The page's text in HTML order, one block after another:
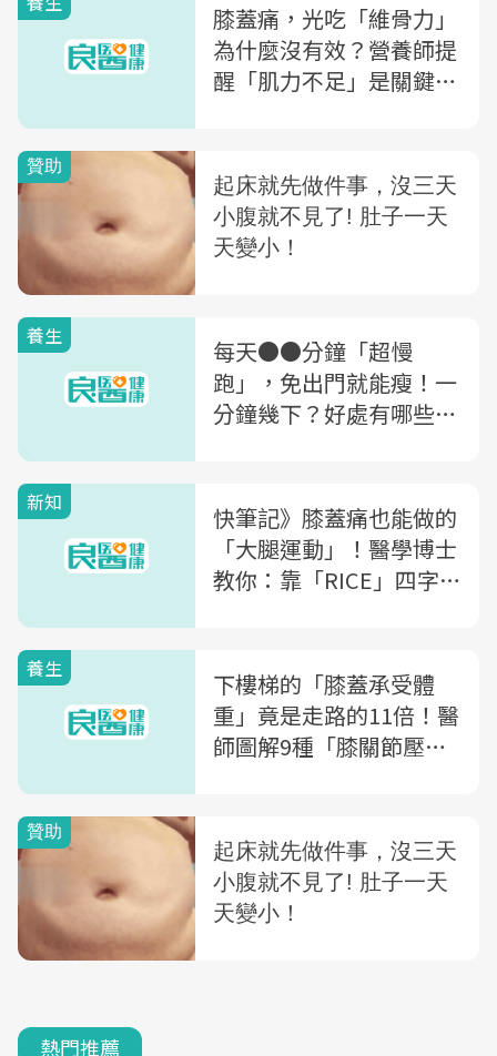
膝蓋痛，光吃「維骨力」
為什麼沒有效？營養師提
醒「肌力不足」是關鍵：
養生
每天●●分鐘「超慢
跑」，免出門就能瘦！一
分鐘幾下？好處有哪些？
新知
快筆記》膝蓋痛也能做的
「大腿運動」！醫學博士
教你：靠「RICE」四字
養生
下樓梯的「膝蓋承受體
重」竟是走路的11倍！醫
師圖解9種「膝關節壓力
熱門推薦